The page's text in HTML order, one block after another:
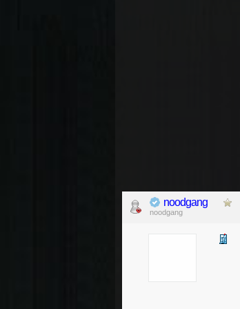
noodgang
noodgang